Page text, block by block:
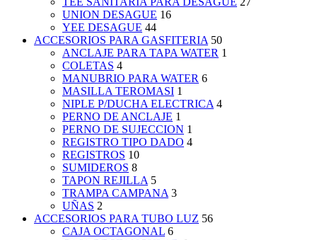
UNION DESAGUE 16
YEE DESAGUE 44
ACCESORIOS PARA GASFITERIA 50
ANCLAJE PARA TAPA WATER 1
COLETAS 4
MANUBRIO PARA WATER 6
MASILLA TEROMASI 1
NIPLE P/DUCHA ELECTRICA 4
PERNO DE ANCLAJE 1
PERNO DE SUJECCION 1
REGISTRO TIPO DADO 4
REGISTROS 10
SUMIDEROS 8
TAPON REJILLA 5
TRAMPA CAMPANA 3
UÑAS 2
ACCESORIOS PARA TUBO LUZ 56
CAJA OCTAGONAL 6